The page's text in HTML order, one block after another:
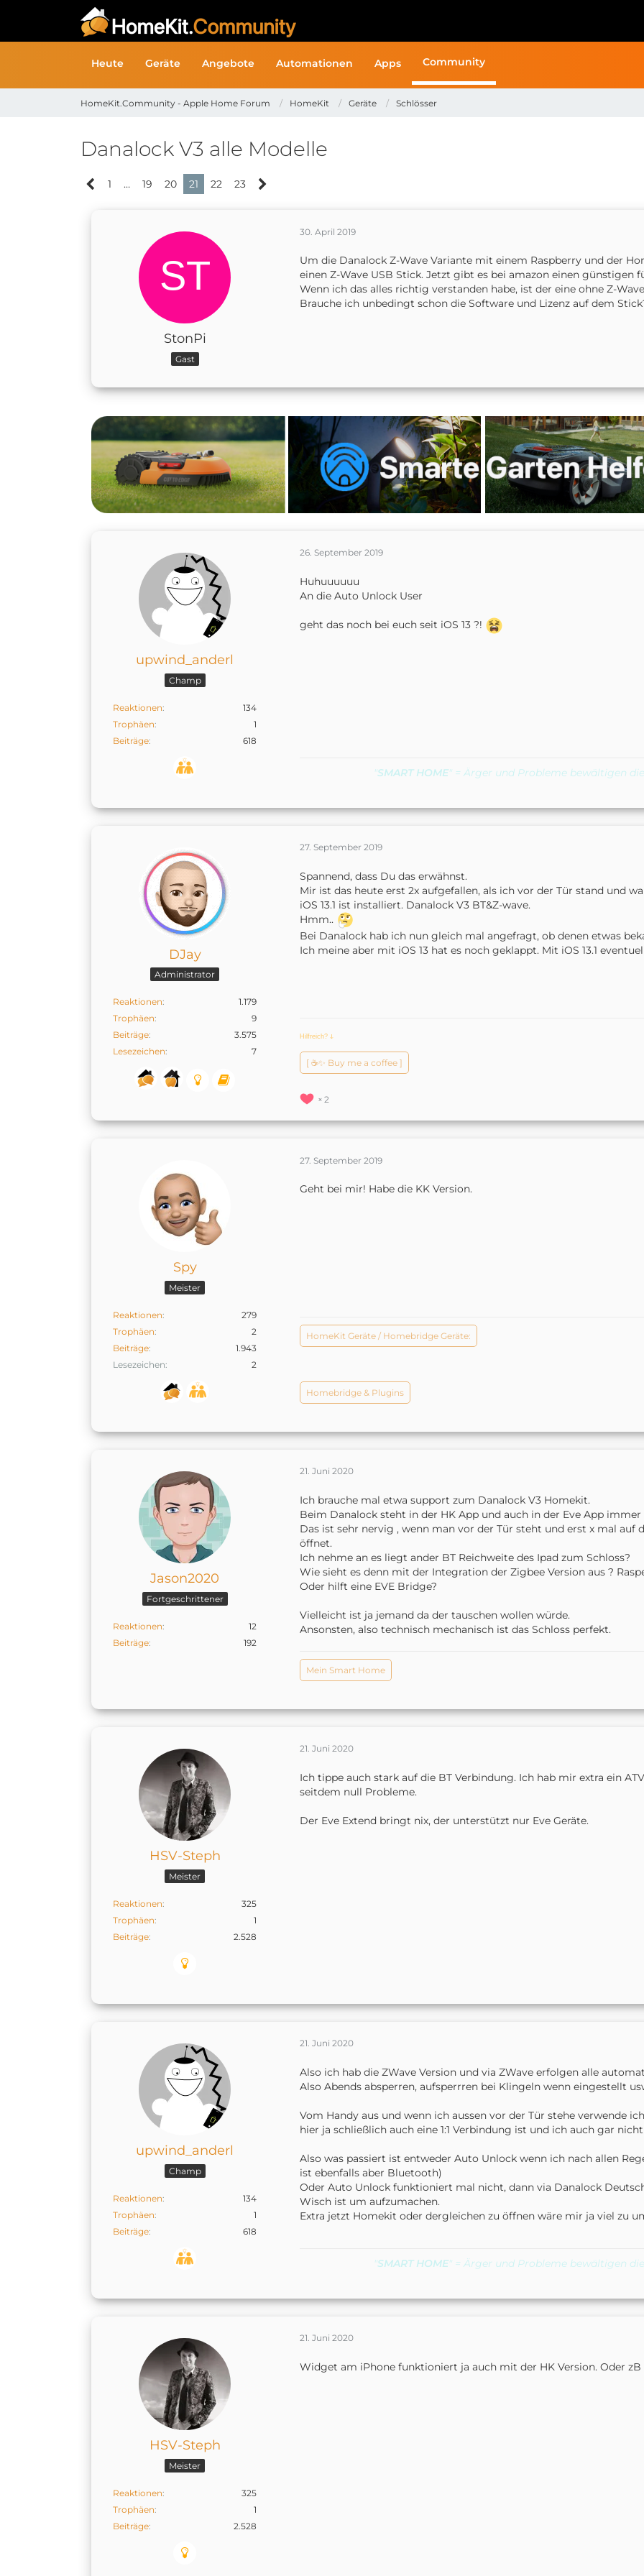
Heute Geräte Angebote Automationen Apps Community
HomeKit.Community - Apple Home Forum HomeKit Geräte Schlösser
Danalock V3 alle Modelle
1 … 19 20 21 22 23
StonPi
Gast
30. April 2019
Um die Danalock Z-Wave Variante mit einem Raspberry und der
einen Z-Wave USB Stick. Jetzt gibt es bei amazon einen günstigen
Wenn ich das alles richtig verstanden habe, ist der eine ohne Z-
Brauche ich unbedingt schon die Software und Lizenz auf dem
upwind_anderl
Champ
Reaktionen
134
Trophäen
1
Beiträge
618
26. September 2019
Huhuuuuuu
An die Auto Unlock User
geht das noch bei euch seit iOS 13 ?!
"SMART HOME" = Ärger und Probleme bewältigen
DJay
Administrator
Reaktionen
1.179
Trophäen
9
Beiträge
3.575
Lesezeichen
7
27. September 2019
Spannend, dass Du das erwähnst.
Mir ist das heute erst 2x aufgefallen, als ich vor der Tür stand und
iOS 13.1 ist installiert. Danalock V3 BT&Z-wave.
Hmm..
Bei Danalock hab ich nun gleich mal angefragt, ob denen etwas
Ich meine aber mit iOS 13 hat es noch geklappt. Mit iOS 13.1
Hilfreich? ↆ
[ ☕️✨ Buy me a coffee ]
2
Spy
Meister
Reaktionen
279
Trophäen
2
Beiträge
1.943
Lesezeichen
2
27. September 2019
Geht bei mir! Habe die KK Version.
HomeKit Geräte / Homebridge Geräte:
Homebridge & Plugins
Jason2020
Fortgeschrittener
Reaktionen
12
Beiträge
192
21. Juni 2020
Ich brauche mal etwa support zum Danalock V3 Homekit.
Beim Danalock steht in der HK App und auch in der Eve App
Das ist sehr nervig , wenn man vor der Tür steht und erst x mal
öffnet.
Ich nehme an es liegt ander BT Reichweite des Ipad zum Schloss?
Wie sieht es denn mit der Integration der Zigbee Version aus ?
Oder hilft eine EVE Bridge?
Vielleicht ist ja jemand da der tauschen wollen würde.
Ansonsten, also technisch mechanisch ist das Schloss perfekt.
Mein Smart Home
HSV-Steph
Meister
Reaktionen
325
Trophäen
1
Beiträge
2.528
21. Juni 2020
Ich tippe auch stark auf die BT Verbindung. Ich hab mir extra ein
seitdem null Probleme.
Der Eve Extend bringt nix, der unterstützt nur Eve Geräte.
upwind_anderl
Champ
Reaktionen
134
Trophäen
1
Beiträge
618
21. Juni 2020
Also ich hab die ZWave Version und via ZWave erfolgen alle
Also Abends absperren, aufsperrren bei Klingeln wenn eingestellt
Vom Handy aus und wenn ich aussen vor der Tür stehe verwende
hier ja schließlich auch eine 1:1 Verbindung ist und ich auch gar
Also was passiert ist entweder Auto Unlock wenn ich nach allen
ist ebenfalls aber Bluetooth)
Oder Auto Unlock funktioniert mal nicht, dann via Danalock
Wisch ist um aufzumachen.
Extra jetzt Homekit oder dergleichen zu öffnen wäre mir ja viel zu
"SMART HOME" = Ärger und Probleme bewältigen
HSV-Steph
Meister
Reaktionen
325
Trophäen
1
Beiträge
2.528
21. Juni 2020
Widget am iPhone funktioniert ja auch mit der HK Version. Oder